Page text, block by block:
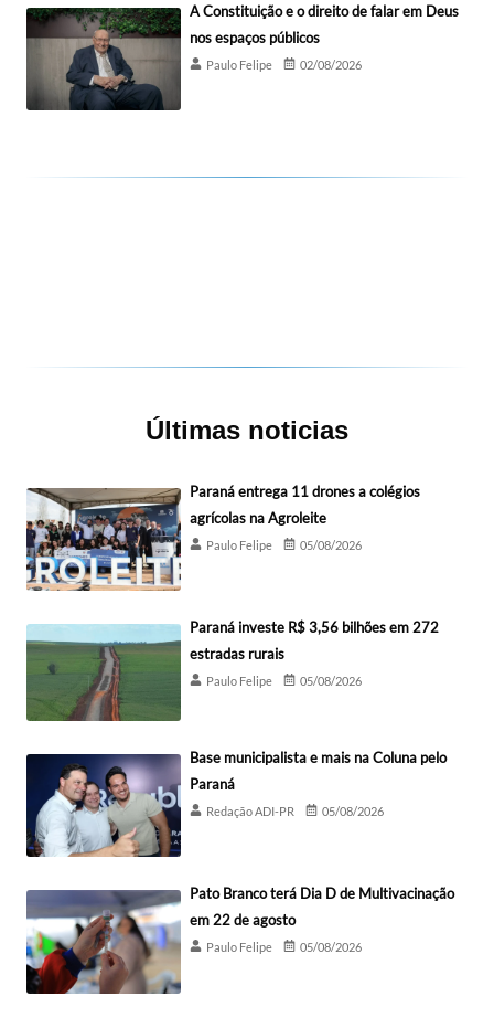
A Constituição e o direito de falar em Deus
nos espaços públicos
Paulo Felipe 02/08/2026
Últimas noticias
Paraná entrega 11 drones a colégios
agrícolas na Agroleite
Paulo Felipe 05/08/2026
Paraná investe R$ 3,56 bilhões em 272
estradas rurais
Paulo Felipe 05/08/2026
Base municipalista e mais na Coluna pelo
Paraná
Redação ADI-PR 05/08/2026
Pato Branco terá Dia D de Multivacinação
em 22 de agosto
Paulo Felipe 05/08/2026